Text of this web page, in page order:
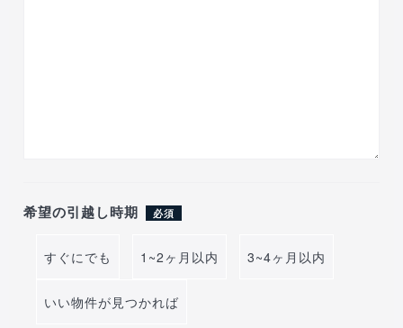
希望の引越し時期 必須
すぐにでも 1~2ヶ月以内 3~4ヶ月以内
いい物件が見つかれば